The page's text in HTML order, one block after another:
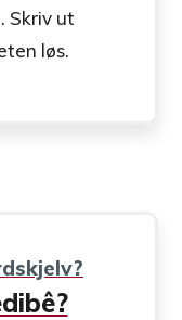
Skriv ut
løs.